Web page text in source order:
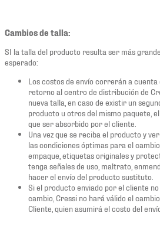
Cambios de talla:
SI la talla del producto resulta ser más
esperado:
Los costos de envío correrán a
retorno al centro de distribución de
nueva talla, en caso de existir un
producto u otros del mismo paquete,
que ser absorbido por el cliente.
Una vez que se reciba el producto y
las condiciones óptimas para el
empaque, etiquetas originales y
tenga señales de uso, maltrato,
hacer el envío del producto sustituto.
Si el producto enviado por el cliente
cambio, Cressi no hará válido el
Cliente, quien asumirá el costo del